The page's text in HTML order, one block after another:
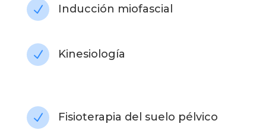
N Inducción miofascial
N Kinesiología
N Fisioterapia del suelo pélvico